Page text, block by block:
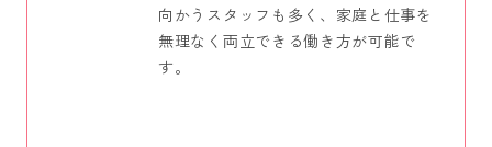
向かうスタッフも多く、家庭と仕事を
無理なく両立できる働き方が可能で
す。